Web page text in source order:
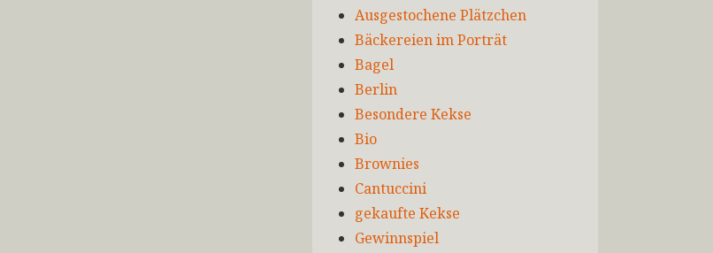
Ausgestochene Plätzchen
Bäckereien im Porträt
Bagel
Berlin
Besondere Kekse
Bio
Brownies
Cantuccini
gekaufte Kekse
Gewinnspiel